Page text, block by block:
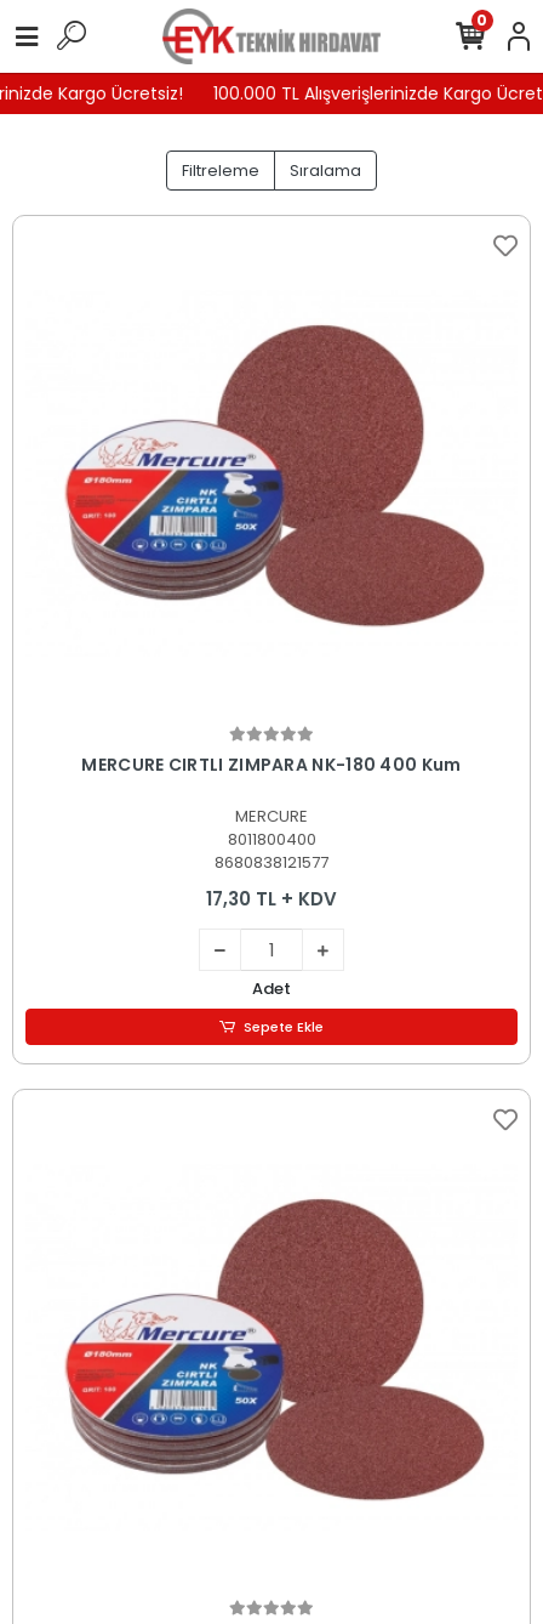
Kargo Ücretsiz! 100.000 TL Alışverişlerinizde Kargo Ücretsiz!
0
Filtreleme Sıralama
Sepete Ekle
MERCURE CIRTLI ZIMPARA NK-180 400 Kum
MERCURE
8011800400
8680838121577
17,30 TL + KDV
Adet
Sepete Ekle